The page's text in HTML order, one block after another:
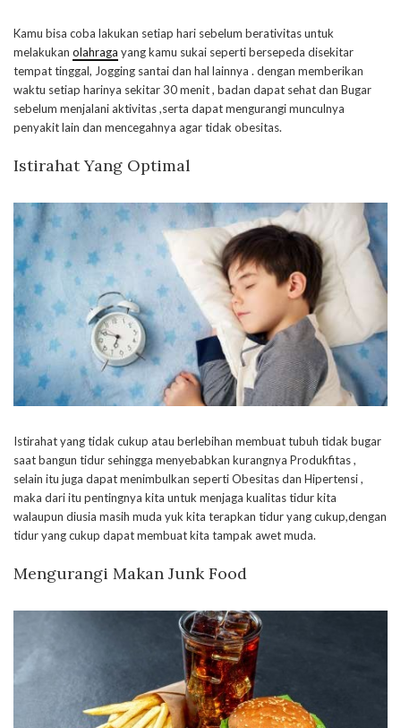
Kamu bisa coba lakukan setiap hari sebelum berativitas untuk
melakukan olahraga yang kamu sukai seperti bersepeda disekitar
tempat tinggal, Jogging santai dan hal lainnya . dengan memberikan
waktu setiap harinya sekitar 30 menit , badan dapat sehat dan Bugar
sebelum menjalani aktivitas ,serta dapat mengurangi munculnya
penyakit lain dan mencegahnya agar tidak obesitas.
Istirahat Yang Optimal
Istirahat yang tidak cukup atau berlebihan membuat tubuh tidak bugar
saat bangun tidur sehingga menyebabkan kurangnya Produkfitas ,
selain itu juga dapat menimbulkan seperti Obesitas dan Hipertensi ,
maka dari itu pentingnya kita untuk menjaga kualitas tidur kita
walaupun diusia masih muda yuk kita terapkan tidur yang cukup,dengan
tidur yang cukup dapat membuat kita tampak awet muda.
Mengurangi Makan Junk Food